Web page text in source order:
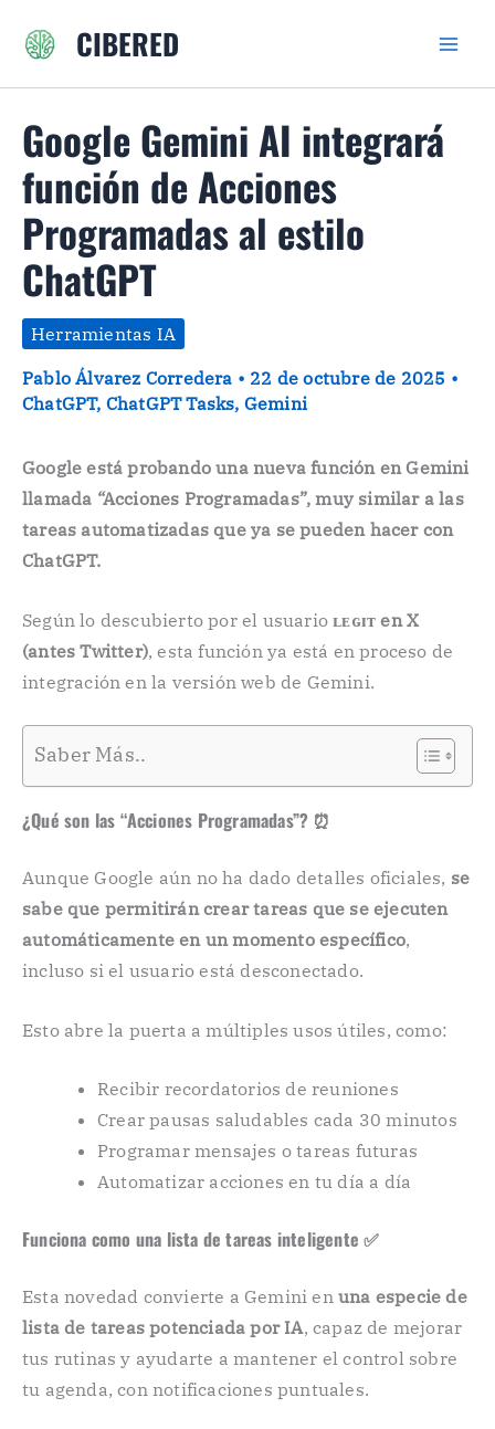
CIBERED
Google Gemini AI integrará
función de Acciones
Programadas al estilo
ChatGPT
Herramientas IA
Pablo Álvarez Corredera • 22 de octubre de 2025 •
ChatGPT, ChatGPT Tasks, Gemini
Google está probando una nueva función en Gemini
llamada “Acciones Programadas”, muy similar a las
tareas automatizadas que ya se pueden hacer con
ChatGPT.
Según lo descubierto por el usuarioʟᴇɢɪᴛ en X
(antes Twitter), esta función ya está en proceso de
integración en la versión web de Gemini.
Saber Más..
¿Qué son las “Acciones Programadas”? ⏰
Aunque Google aún no ha dado detalles oficiales, se
sabe que permitirán crear tareas que se ejecuten
automáticamente en un momento específico,
incluso si el usuario está desconectado.
Esto abre la puerta a múltiples usos útiles, como:
Recibir recordatorios de reuniones
Crear pausas saludables cada 30 minutos
Programar mensajes o tareas futuras
Automatizar acciones en tu día a día
Funciona como una lista de tareas inteligente ✅
Esta novedad convierte a Gemini en una especie de
lista de tareas potenciada por IA, capaz de mejorar
tus rutinas y ayudarte a mantener el control sobre
tu agenda, con notificaciones puntuales.